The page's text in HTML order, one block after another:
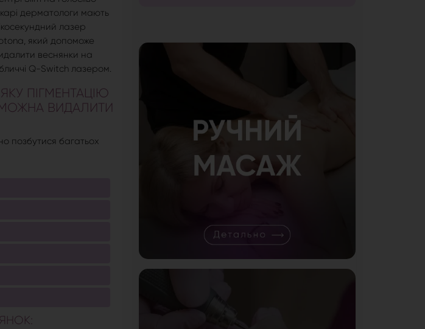
дерматологи мають
лазер
який допоможе
веснянки на
Q-Switch лазером.
ЯКУ ПІГМЕНТАЦІЮ
ВИДАЛИТИ
позбутися багатьох